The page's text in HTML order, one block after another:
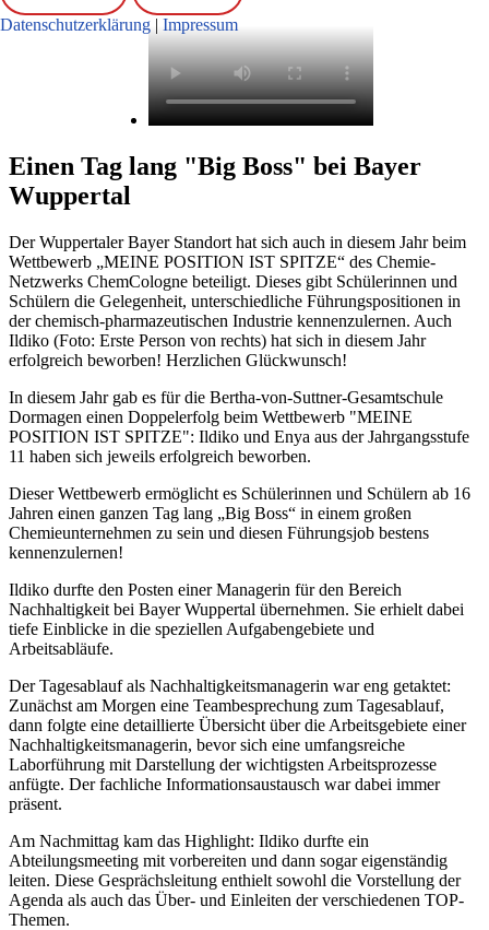
Einen Tag lang "Big Boss" bei Bayer
Wuppertal
Der Wuppertaler Bayer Standort hat sich auch in diesem Jahr beim
Wettbewerb „MEINE POSITION IST SPITZE“ des Chemie-
Netzwerks ChemCologne beteiligt. Dieses gibt Schülerinnen und
Schülern die Gelegenheit, unterschiedliche Führungspositionen in
der chemisch-pharmazeutischen Industrie kennenzulernen. Auch
Ildiko (Foto: Erste Person von rechts) hat sich in diesem Jahr
erfolgreich beworben! Herzlichen Glückwunsch!
In diesem Jahr gab es für die Bertha-von-Suttner-Gesamtschule
Dormagen einen Doppelerfolg beim Wettbewerb "MEINE
POSITION IST SPITZE": Ildiko und Enya aus der Jahrgangsstufe
11 haben sich jeweils erfolgreich beworben.
Dieser Wettbewerb ermöglicht es Schülerinnen und Schülern ab 16
Jahren einen ganzen Tag lang „Big Boss“ in einem großen
Chemieunternehmen zu sein und diesen Führungsjob bestens
kennenzulernen!
Ildiko durfte den Posten einer Managerin für den Bereich
Nachhaltigkeit bei Bayer Wuppertal übernehmen. Sie erhielt dabei
tiefe Einblicke in die speziellen Aufgabengebiete und
Arbeitsabläufe.
Der Tagesablauf als Nachhaltigkeitsmanagerin war eng getaktet:
Zunächst am Morgen eine Teambesprechung zum Tagesablauf,
dann folgte eine detaillierte Übersicht über die Arbeitsgebiete einer
Nachhaltigkeitsmanagerin, bevor sich eine umfangsreiche
Laborführung mit Darstellung der wichtigsten Arbeitsprozesse
anfügte. Der fachliche Informationsaustausch war dabei immer
präsent.
Am Nachmittag kam das Highlight: Ildiko durfte ein
Abteilungsmeeting mit vorbereiten und dann sogar eigenständig
leiten. Diese Gesprächsleitung enthielt sowohl die Vorstellung der
Agenda als auch das Über- und Einleiten der verschiedenen TOP-
Themen.
Datenschutzerklärung | Impressum